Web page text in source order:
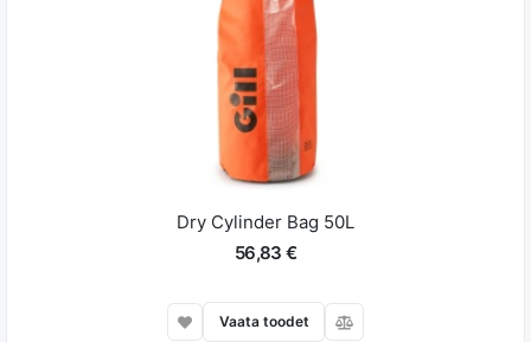
Dry Cylinder Bag 50L
56,83 €
Vaata toodet